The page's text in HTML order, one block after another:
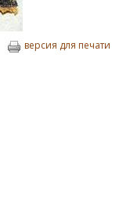
версия для печати